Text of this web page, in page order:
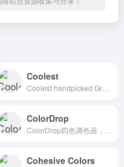
Coolest
ColorDrop
Cohesive Colors